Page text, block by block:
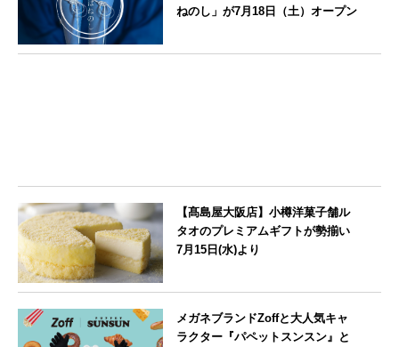
ねのし」が7月18日（土）オープン
【髙島屋大阪店】小樽洋菓子舗ル
タオのプレミアムギフトが勢揃い
7月15日(水)より
メガネブランドZoffと大人気キャ
ラクター『パペットスンスン』と